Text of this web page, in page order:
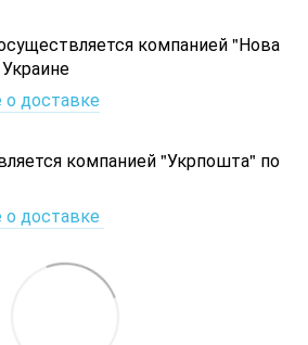
компанией "Нова
доставке
компанией "Укрпошта" по
доставке